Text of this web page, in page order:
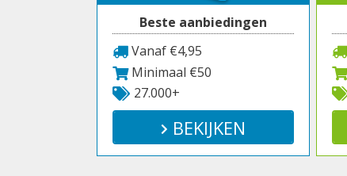
Beste aanbiedingen
Vanaf €4,95
Minimaal €50
27.000+
BEKIJKEN